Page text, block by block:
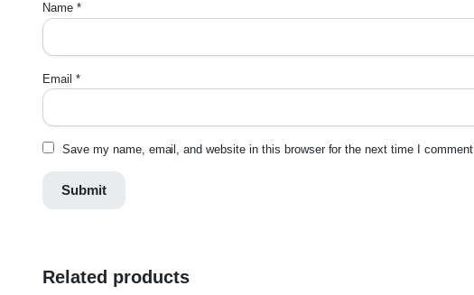
Name *
Email *
Save my name, email, and website in this browser for the next time I comment.
Related products